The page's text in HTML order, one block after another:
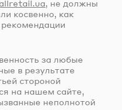
allretail.ua , не должны
косвенно, как
за любые
в результате
стороной
на нашем сайте,
неполнотой